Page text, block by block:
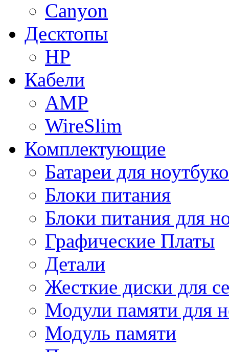
Canyon
Десктопы
HP
Кабели
AMP
WireSlim
Комплектующие
Батареи для
Блоки питания
Блоки питания для
Графические Платы
Детали
Жесткие диски для
Модули памяти для
Модуль памяти